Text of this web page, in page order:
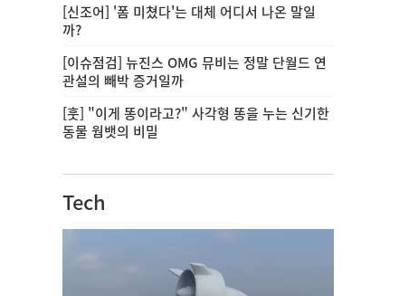
[신조어] '폼 미쳤다'는 대체 어디서 나온 말일
까?
[이슈점검] 뉴진스 OMG 뮤비는 정말 단월드 연
관설의 빼박 증거일까
[훗] "이게 똥이라고?" 사각형 똥을 누는 신기한
동물 웜뱃의 비밀
Tech